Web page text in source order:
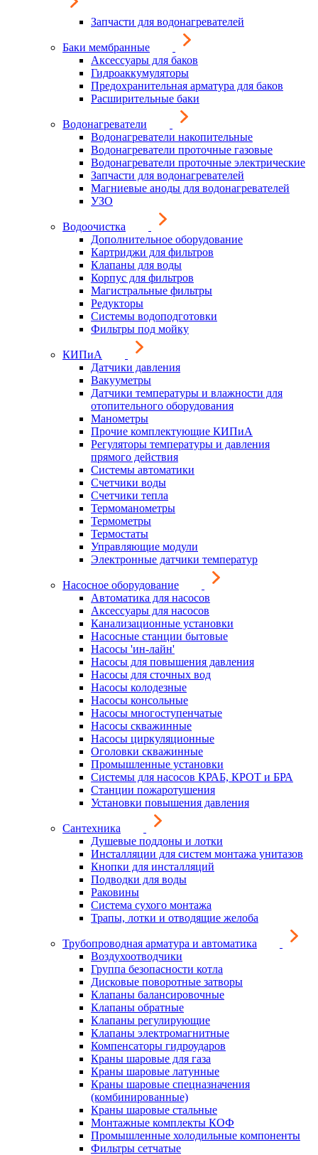
Запчасти для водонагревателей
Баки мембранные
Аксессуары для баков
Гидроаккумуляторы
Предохранительная арматура для баков
Расширительные баки
Водонагреватели
Водонагреватели накопительные
Водонагреватели проточные газовые
Водонагреватели проточные электрические
Запчасти для водонагревателей
Магниевые аноды для водонагревателей
УЗО
Водоочистка
Дополнительное оборудование
Картриджи для фильтров
Клапаны для воды
Корпус для фильтров
Магистральные фильтры
Редукторы
Системы водоподготовки
Фильтры под мойку
КИПиА
Датчики давления
Вакууметры
Датчики температуры и влажности для
отопительного оборудования
Манометры
Прочие комплектующие КИПиА
Регуляторы температуры и давления
прямого действия
Системы автоматики
Счетчики воды
Счетчики тепла
Термоманометры
Термометры
Термостаты
Управляющие модули
Электронные датчики температур
Насосное оборудование
Автоматика для насосов
Аксессуары для насосов
Канализационные установки
Насосные станции бытовые
Насосы 'ин-лайн'
Насосы для повышения давления
Насосы для сточных вод
Насосы колодезные
Насосы консольные
Насосы многоступенчатые
Насосы скважинные
Насосы циркуляционные
Оголовки скважинные
Промышленные установки
Системы для насосов КРАБ, КРОТ и БРА
Станции пожаротушения
Установки повышения давления
Сантехника
Душевые поддоны и лотки
Инсталляции для систем монтажа унитазов
Кнопки для инсталляций
Подводки для воды
Раковины
Система сухого монтажа
Трапы, лотки и отводящие желоба
Трубопроводная арматура и автоматика
Воздухоотводчики
Группа безопасности котла
Дисковые поворотные затворы
Клапаны балансировочные
Клапаны обратные
Клапаны регулирующие
Клапаны электромагнитные
Компенсаторы гидроударов
Краны шаровые для газа
Краны шаровые латунные
Краны шаровые спецназначения
(комбинированные)
Краны шаровые стальные
Монтажные комплекты КОФ
Промышленные холодильные компоненты
Фильтры сетчатые